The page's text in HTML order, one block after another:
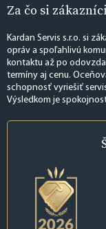
Za čo si zákazníci
Kardan Servis s.r.o. si
opráv a spoľahlivú
kontaktu až po
termíny aj cenu.
schopnosť vyriešiť
Výsledkom je